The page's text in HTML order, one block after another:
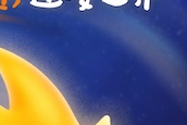
支持